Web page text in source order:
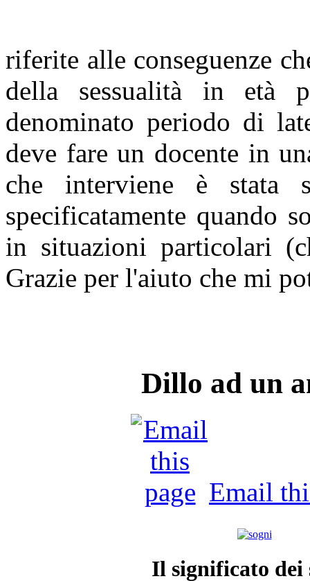
riferite alle conseguenze
della sessualità in età
denominato periodo di
deve fare un docente in
che interviene è stata
specificatamente quando
in situazioni particolari
Grazie per l'aiuto che mi
Dillo ad un
Email
Il significato dei